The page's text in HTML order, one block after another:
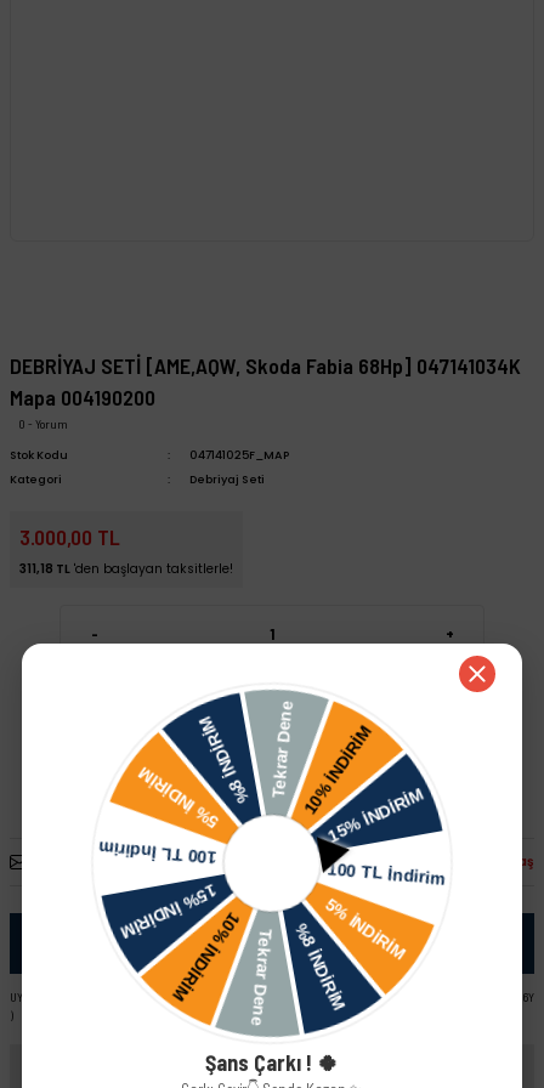
DEBRİYAJ SETİ [AME,AQW, Skoda Fabia 68Hp] 047141034K
Mapa 004190200
0 - Yorum
Stok Kodu
047141025F_MAP
Kategori
Debriyaj Seti
3.000,00 TL
311,18 TL 'den başlayan taksitlerle!
- +
Sepete Ekle Hızlı Satın Al
Arkadaşına Öner Fiyatı Düşünce Haber Ver Paylaş
UYUMLU ARAÇ VE MOTOR TIPLERI: Skoda Fabia Combi Skoda Fabia Sedan Skoda Fabia - II ( 5J ) Skoda Fabia - I ( 6Y
)
Şans Çarkı ! 🍀